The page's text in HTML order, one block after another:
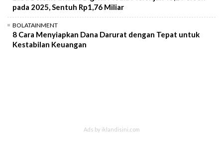
pada 2025, Sentuh Rp1,76 Miliar
BOLATAINMENT
8 Cara Menyiapkan Dana Darurat dengan Tepat untuk
Kestabilan Keuangan